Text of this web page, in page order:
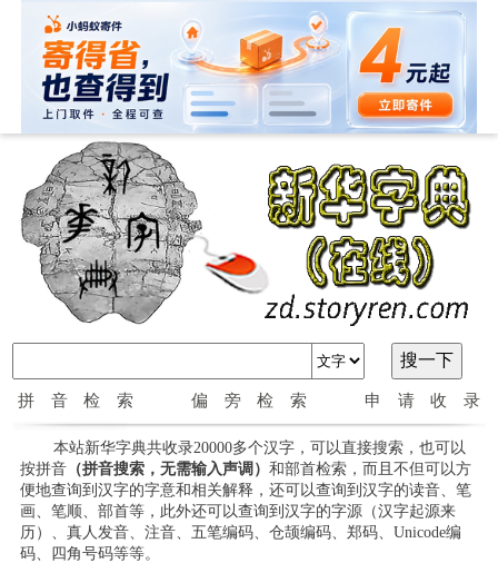
拼音检索 偏旁检索 申请收录
本站新华字典共收录20000多个汉字，可以直接搜索，也可以
按拼音（拼音搜索，无需输入声调） 和部首检索，而且不但可以方
便地查询到汉字的字意和相关解释，还可以查询到汉字的读音、笔
画、笔顺、部首等，此外还可以查询到汉字的字源（汉字起源来
历）、真人发音、注音、五笔编码、仓颉编码、郑码、Unicode编
码、四角号码等等。